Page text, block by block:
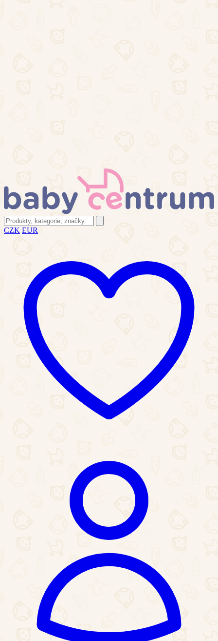
CZK EUR